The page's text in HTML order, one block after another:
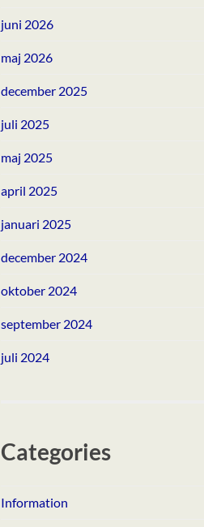
juni 2026
maj 2026
december 2025
juli 2025
maj 2025
april 2025
januari 2025
december 2024
oktober 2024
september 2024
juli 2024
Categories
Information